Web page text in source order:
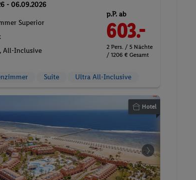
- 06.09.2026
Superior
All-Inclusive
p.P. ab
603.-
2 Pers. / 5 Nächte
/ 1206 € Gesamt
Suite Ultra All-Inclusive
Hotel